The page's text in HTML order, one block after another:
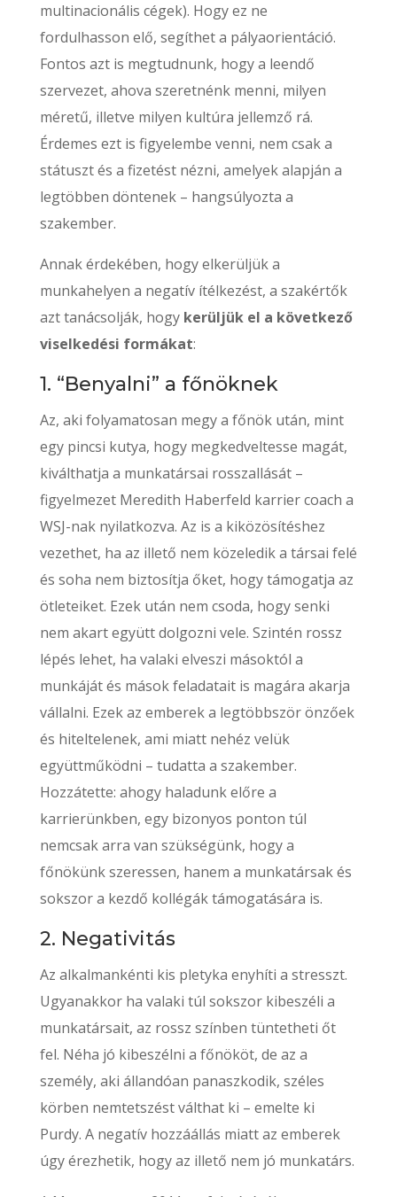
multinacionális cégek). Hogy ez ne
fordulhasson elő, segíthet a pályaorientáció.
Fontos azt is megtudnunk, hogy a leendő
szervezet, ahova szeretnénk menni, milyen
méretű, illetve milyen kultúra jellemző rá.
Érdemes ezt is figyelembe venni, nem csak a
státuszt és a fizetést nézni, amelyek alapján a
legtöbben döntenek – hangsúlyozta a
szakember.
Annak érdekében, hogy elkerüljük a
munkahelyen a negatív ítélkezést, a szakértők
azt tanácsolják, hogykerüljük el a következő
viselkedési formákat:
1. “Benyalni” a főnöknek
Az, aki folyamatosan megy a főnök után, mint
egy pincsi kutya, hogy megkedveltesse magát,
kiválthatja a munkatársai rosszallását –
figyelmezet Meredith Haberfeld karrier coach a
WSJ-nak nyilatkozva. Az is a kiközösítéshez
vezethet, ha az illető nem közeledik a társai felé
és soha nem biztosítja őket, hogy támogatja az
ötleteiket. Ezek után nem csoda, hogy senki
nem akart együtt dolgozni vele. Szintén rossz
lépés lehet, ha valaki elveszi másoktól a
munkáját és mások feladatait is magára akarja
vállalni. Ezek az emberek a legtöbbször önzőek
és hiteltelenek, ami miatt nehéz velük
együttműködni – tudatta a szakember.
Hozzátette: ahogy haladunk előre a
karrierünkben, egy bizonyos ponton túl
nemcsak arra van szükségünk, hogy a
főnökünk szeressen, hanem a munkatársak és
sokszor a kezdő kollégák támogatására is.
2. Negativitás
Az alkalmankénti kis pletyka enyhíti a stresszt.
Ugyanakkor ha valaki túl sokszor kibeszéli a
munkatársait, az rossz színben tüntetheti őt
fel. Néha jó kibeszélni a főnököt, de az a
személy, aki állandóan panaszkodik, széles
körben nemtetszést válthat ki – emelte ki
Purdy. A negatív hozzáállás miatt az emberek
úgy érezhetik, hogy az illető nem jó munkatárs.